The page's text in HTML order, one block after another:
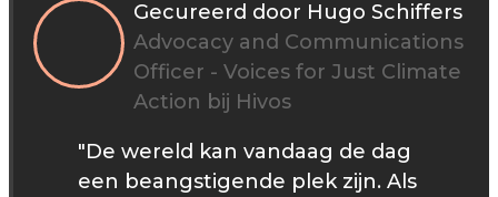
Gecureerd door Hugo Schiffers
Advocacy and Communications
Officer - Voices for Just Climate
Action bij Hivos
"De wereld kan vandaag de dag
een beangstigende plek zijn. Als